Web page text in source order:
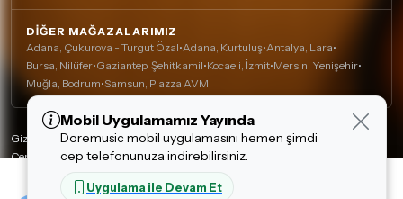
54,180.00 TL
DIĞER MAĞAZALARIMIZ
Adana, Çukurova - Turgut Özal•Adana, Kurtuluş•Antalya, Lara•
Bursa, Nilüfer•Gaziantep, Şehitkamil•Kocaeli, İzmit•Mersin, Yenişehir•
Muğla, Bodrum•Samsun, Piazza AVM
Gizlilik Politikası
Çerez Politikası
Kişisel Verilerin Korunması
Tasarım ve Teknoloji:invenera
Çerez Kullanımı
Alışveriş deneyiminizi iyileştirmek için yasal
düzenlemelere uygun çerezler (cookie)
kullanıyoruz. Detaylı bilgiyeÇerez Politikası
sayfamızdan erişebilirsiniz.
Mobil Uygulamamız Yayında
Doremusic mobil uygulamasını hemen şimdi
cep telefonunuza indirebilirsiniz.
Uygulama ile Devam Et